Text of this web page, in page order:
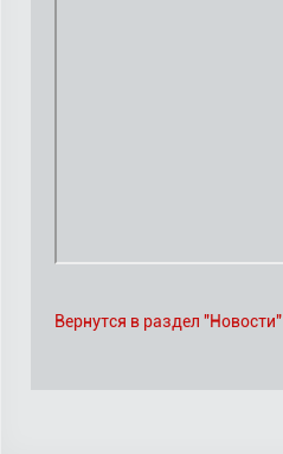
Вернутся в раздел "Новости"